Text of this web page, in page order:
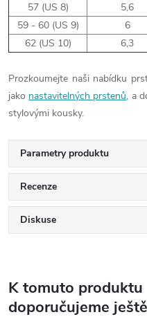
57 (US 8)
5,6
59 - 60 (US 9)
6
62 (US 10)
6,3
Prozkoumejte naši nabídku
jako nastavitelných prstenů, a
stylovými kousky.
Parametry produktu
Recenze
Diskuse
K tomuto produktu
doporučujeme